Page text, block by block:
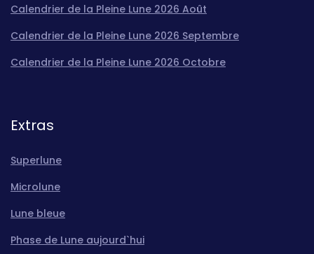
Calendrier de la Pleine Lune 2026 Août
Calendrier de la Pleine Lune 2026 Septembre
Calendrier de la Pleine Lune 2026 Octobre
Extras
Superlune
Microlune
Lune bleue
Phase de Lune aujourd`hui